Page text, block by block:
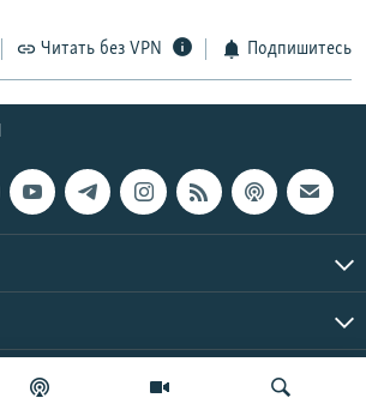
Читать без VPN Подпишитесь
© 2026 RFE/RL, Inc. | Все права защищены.